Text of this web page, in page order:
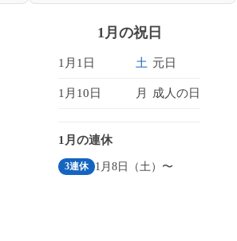
1月の祝日
1月1日 土 元日
1月10日 月 成人の日
1月の連休
3連休 1月8日（土）〜